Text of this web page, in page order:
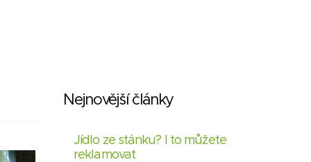
Nejnovější články
Jídlo ze stánku? I to můžete
reklamovat